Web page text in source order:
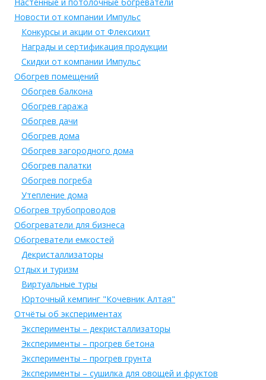
Новости от компании Импульс
Конкурсы и акции от Флексихит
Награды и сертификация продукции
Скидки от компании Импульс
Обогрев помещений
Обогрев балкона
Обогрев гаража
Обогрев дачи
Обогрев дома
Обогрев загородного дома
Обогрев палатки
Обогрев погреба
Утепление дома
Обогрев трубопроводов
Обогреватели для бизнеса
Обогреватели емкостей
Декристаллизаторы
Отдых и туризм
Виртуальные туры
Юрточный кемпинг "Кочевник Алтая"
Отчёты об экспериментах
Эксперименты – декристаллизаторы
Эксперименты – прогрев бетона
Эксперименты – прогрев грунта
Эксперименты – сушилка для овощей и фруктов